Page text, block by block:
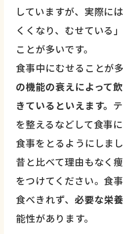
していますが、実際に
くくなり、むせている
ことが多いです。
食事中にむせることが
の機能の衰えによって
きているといえます。
を整えるなどして食事
食事をとるようにしまし
昔と比べて理由もなく
をつけてください。食
食べきれず、 必要な栄
能性があります。